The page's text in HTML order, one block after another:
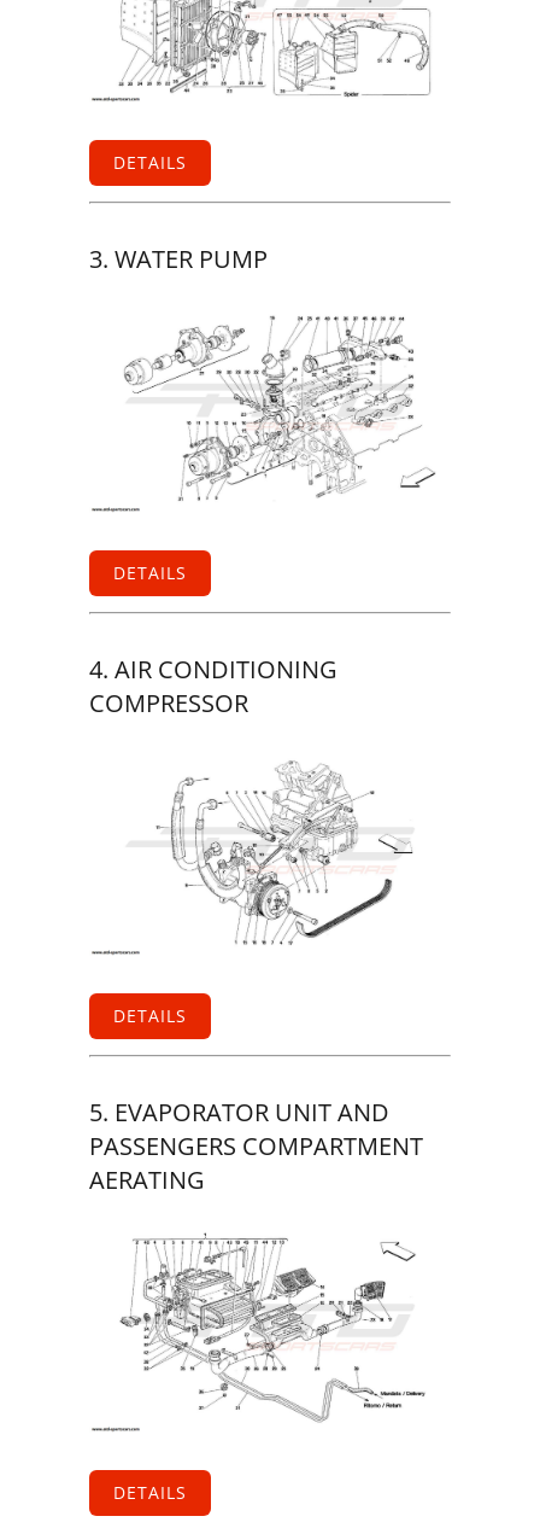
DETAILS
3. WATER PUMP
DETAILS
4. AIR CONDITIONING
COMPRESSOR
DETAILS
5. EVAPORATOR UNIT AND
PASSENGERS COMPARTMENT
AERATING
DETAILS